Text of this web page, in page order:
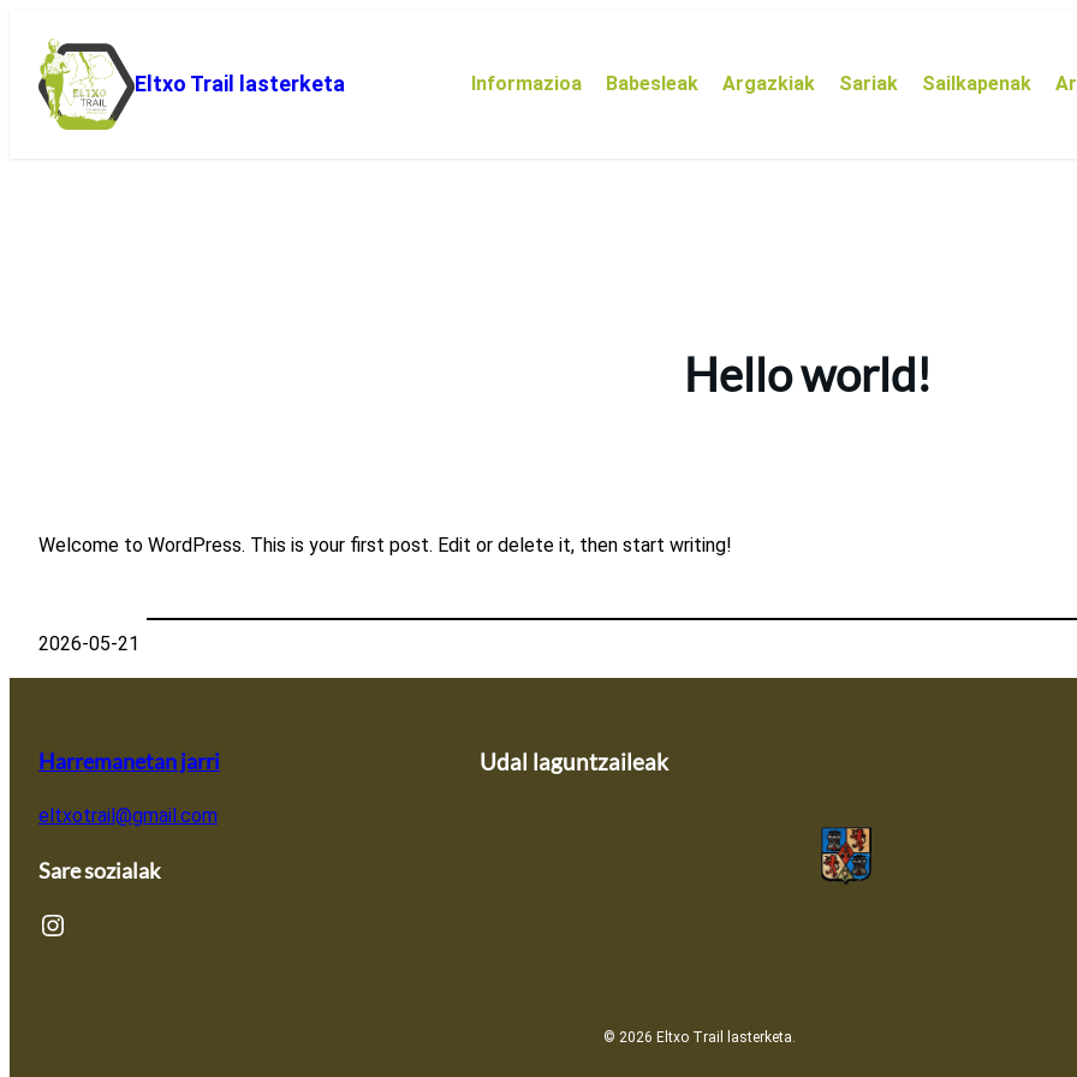
edukira
Eltxo Trail lasterketa Informazioa Babesleak Argazkiak Sariak Sailkapenak
Hello world!
Welcome to WordPress. This is your first post. Edit or delete it, then start writing!
2026-05-21
Harremanetan jarri
eltxotrail@gmail.com
Sare sozialak
Instagram
Udal laguntzaileak
© 2026 Eltxo Trail lasterketa.